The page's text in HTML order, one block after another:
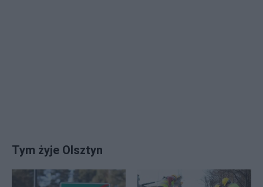
Tym żyje Olsztyn